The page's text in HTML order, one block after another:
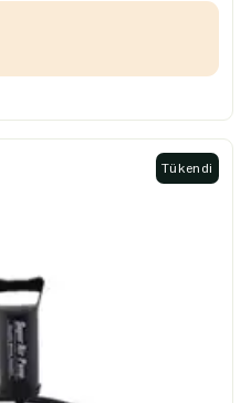
Tükendi